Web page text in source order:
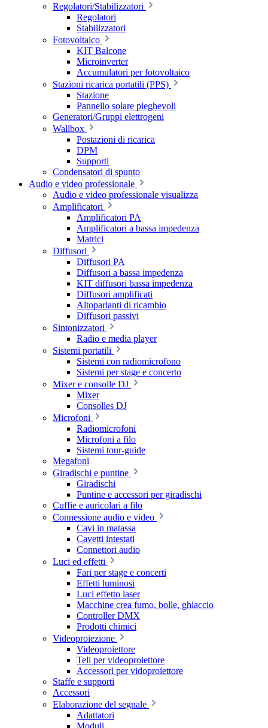
Regolatori/Stabilizzatori
Regolatori
Stabilizzatori
Fotovoltaico
KIT Balcone
Microinverter
Accumulatori per fotovoltaico
Stazioni ricarica portatili (PPS)
Stazione
Pannello solare pieghevoli
Generatori/Gruppi elettrogeni
Wallbox
Postazioni di ricarica
DPM
Supporti
Condensatori di spunto
Audio e video professionale
Audio e video professionale visualizza
Amplificatori
Amplificatori PA
Amplificatori a bassa impedenza
Matrici
Diffusori
Diffusori PA
Diffusori a bassa impedenza
KIT diffusori bassa impedenza
Diffusori amplificati
Altoparlanti di ricambio
Diffusori passivi
Sintonizzatori
Radio e media player
Sistemi portatili
Sistemi con radiomicrofono
Sistemi per stage e concerto
Mixer e consolle DJ
Mixer
Consolles DJ
Microfoni
Radiomicrofoni
Microfoni a filo
Sistemi tour-guide
Megafoni
Giradischi e puntine
Giradischi
Puntine e accessori per giradischi
Cuffie e auricolari a filo
Connessione audio e video
Cavi in matassa
Cavetti intestati
Connettori audio
Luci ed effetti
Fari per stage e concerti
Effetti luminosi
Luci effetto laser
Macchine crea fumo, bolle, ghiaccio
Controller DMX
Prodotti chimici
Videoproiezione
Videoproiettore
Teli per videoproiettore
Accessori per vidoproiettore
Staffe e supporti
Accessori
Elaborazione del segnale
Adattatori
Moduli